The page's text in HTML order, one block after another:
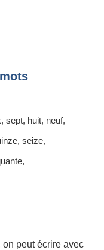
sept, huit, neuf,
seize,
on peut écrire avec